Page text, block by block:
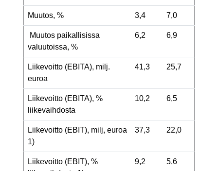
Muutos, % 3,4 7,0
Muutos paikallisissa
valuutoissa, %
6,2 6,9
Liikevoitto (EBITA), milj.
euroa
41,3 25,7
Liikevoitto (EBITA), %
liikevaihdosta
10,2 6,5
Liikevoitto (EBIT), milj, euroa
1)
37,3 22,0
Liikevoitto (EBIT), %
9,2 5,6